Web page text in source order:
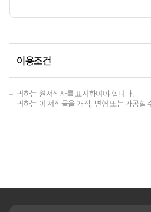
이용조건
귀하는 원저작자를 표시하여야 합니다.
귀하는 이 저작물을 개작, 변형 또는 가공할